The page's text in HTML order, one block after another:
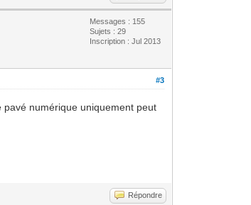
Messages : 155
Sujets : 29
Inscription : Jul 2013
#3
numérique uniquement peut
Répondre